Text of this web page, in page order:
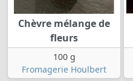
Chèvre mélange de
fleurs
100 g
Fromagerie Houlbert